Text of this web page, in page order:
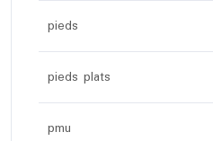
pieds
pieds plats
pmu